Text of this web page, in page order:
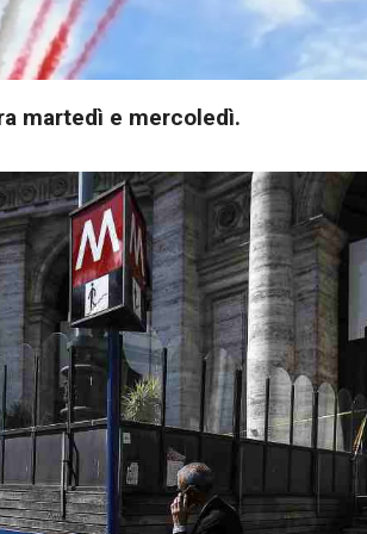
martedì e mercoledì.